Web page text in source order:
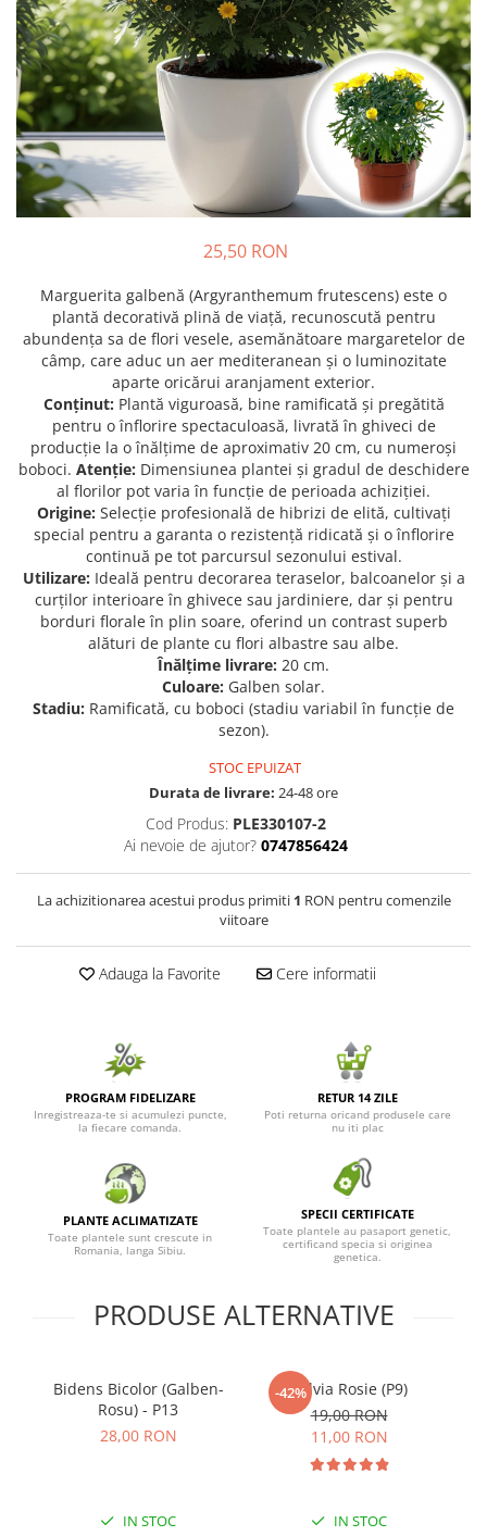
Bulbi de Echinacea
Bulbi de Frezie
Bulbi de Fritillaria
Bulbi de Gaillardia (Kokarda)
Bulbi de Gladiole
Bulbi de Irisi - Stanjenel
Bulbi de Lalele
Bulbi de Narcise
Bulbi de Ranunculus
Bulbi de Tigridia
Bulbi de Zambile
Bulbi de Zantedeschia
Bulbi Sparaxis
Mixuri de Bulbi
Seminte de Flori
Seminte de Ierburi
Seminte de Legume/Fructe
Păr - Pyrus communis
Smochini - Ficus carica
Viță de Vie - Vitis
Zmeur - Rubus
25,50 RON
Marguerita galbenă (Argyranthemum frutescens) este o
plantă decorativă plină de viață, recunoscută pentru
abundența sa de flori vesele, asemănătoare margaretelor de
câmp, care aduc un aer mediteranean și o luminozitate
aparte oricărui aranjament exterior.
Conținut: Plantă viguroasă, bine ramificată și pregătită
pentru o înflorire spectaculoasă, livrată în ghiveci de
producție la o înălțime de aproximativ 20 cm, cu numeroși
boboci. Atenție: Dimensiunea plantei și gradul de deschidere
al florilor pot varia în funcție de perioada achiziției.
Origine: Selecție profesională de hibrizi de elită, cultivați
special pentru a garanta o rezistență ridicată și o înflorire
continuă pe tot parcursul sezonului estival.
Utilizare: Ideală pentru decorarea teraselor, balcoanelor și a
curților interioare în ghivece sau jardiniere, dar și pentru
borduri florale în plin soare, oferind un contrast superb
alături de plante cu flori albastre sau albe.
Înălțime livrare: 20 cm.
Culoare: Galben solar.
Stadiu: Ramificată, cu boboci (stadiu variabil în funcție de
sezon).
STOC EPUIZAT
Durata de livrare: 24-48 ore
Cod Produs: PLE330107-2
Ai nevoie de ajutor? 0747856424
La achizitionarea acestui produs primiti 1 RON pentru comenzile
viitoare
Adauga la Favorite Cere informatii
PROGRAM FIDELIZARE
Inregistreaza-te si acumulezi puncte,
la fiecare comanda.
RETUR 14 ZILE
Poti returna oricand produsele care
nu iti plac
PLANTE ACLIMATIZATE
Toate plantele sunt crescute in
Romania, langa Sibiu.
SPECII CERTIFICATE
Toate plantele au pasaport genetic,
certificand specia si originea
genetica.
PRODUSE ALTERNATIVE
Bidens Bicolor (Galben-
Rosu) - P13
28,00 RON
IN STOC
-42%Salvia Rosie (P9)
19,00 RON
11,00 RON
IN STOC